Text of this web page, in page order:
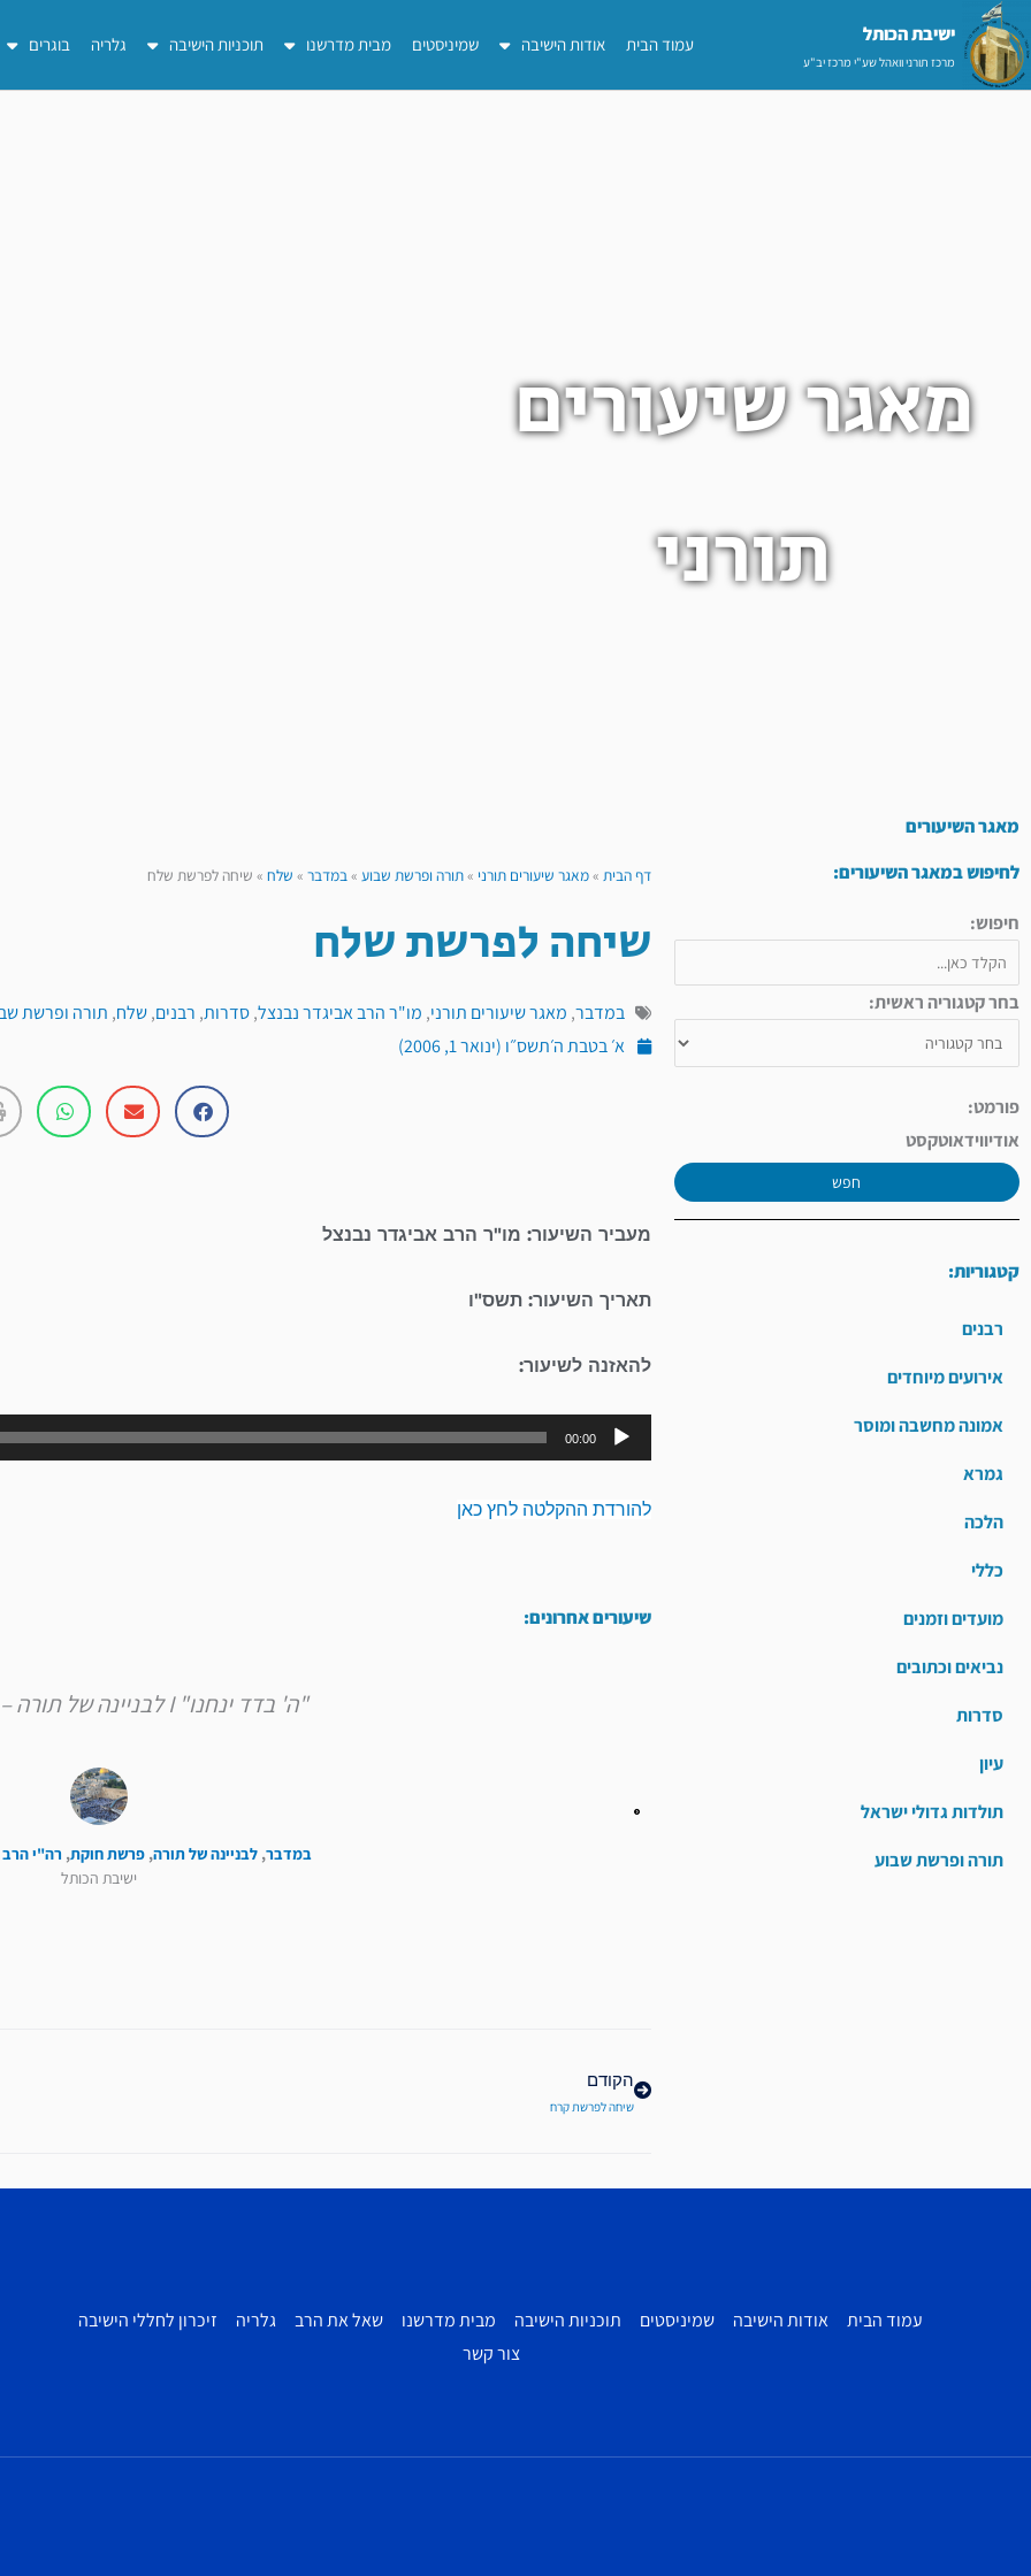
דילוג
לתוכן
ישיבת הכותל​
מרכז תורני וואהל שע"י מרכז יב"ע
עמוד הבית אודות הישיבה שמיניסטים מבית מדרשנו תוכניות הישיבה גלריה בוגרים
מאגר שיעורים
תורני
מאגר השיעורים
לחיפוש במאגר השיעורים:
חיפוש:
בחר קטגוריה ראשית:
פורמט:
אודיווידאוטקסט
חפש
קטגוריות:
רבנים
אירועים מיוחדים
אמונה מחשבה ומוסר
גמרא
הלכה
כללי
מועדים וזמנים
נביאים וכתובים
סדרות
עיון
תולדות גדולי ישראל
תורה ופרשת שבוע
דף הבית »מאגר שיעורים תורני »תורה ופרשת שבוע »במדבר » שלח » שיחה לפרשת שלח
שיחה לפרשת שלח
במדבר, מאגר שיעורים תורני, מו"ר הרב אביגדר נבנצל,סדרות, רבנים,שלח, תורה ופרשת
א׳ בטבת ה׳תשס״ו (ינואר 1, 2006)
מעביר השיעור: מו"ר הרב אביגדר נבנצל
תאריך השיעור: תשס"ו
להאזנה לשיעור:
נגן
אודיו
00:00
להורדת ההקלטה לחץ כאן
שיעורים אחרונים:
"ה' בדד ינחנו" I לבניינה של תורה – פרשת חוקת
במדבר, לבניינה של תורה, פרשת חוקת, רה"י הרב
ישיבת הכותל
הקודם
שיחה לפרשת קרח
עמוד הבית אודות הישיבה שמיניסטים תוכניות הישיבה מבית מדרשנו שאל את הרב גלריה
זיכרון לחללי הישיבה
צור קשר